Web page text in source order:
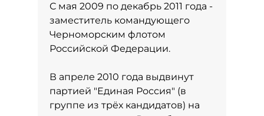
С мая 2009 по декабрь 2011 года -
заместитель командующего
Черноморским флотом
Российской Федерации.
В апреле 2010 года выдвинут
партией "Единая Россия" (в
группе из трёх кандидатов) на